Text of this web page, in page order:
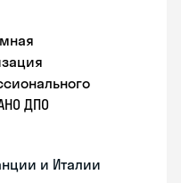
ДПО
и Италии